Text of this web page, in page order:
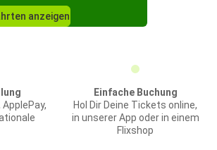
anzeigen
Einfache Buchung
Hol Dir Deine Tickets online,
in unserer App oder in einem
Flixshop